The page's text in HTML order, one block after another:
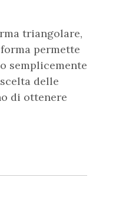
triangolare,
permette
semplicemente
delle
di ottenere